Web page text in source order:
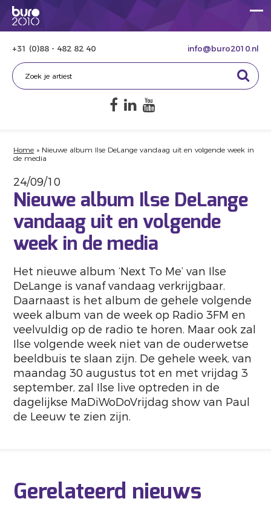
+31 (0)88 - 482 82 40 info@buro2010.nl
Home » Nieuwe album Ilse DeLange vandaag uit en volgende week in
de media
24/09/10
Nieuwe album Ilse DeLange
vandaag uit en volgende
week in de media
Het nieuwe album ‘Next To Me’ van Ilse
DeLange is vanaf vandaag verkrijgbaar.
Daarnaast is het album de gehele volgende
week album van de week op Radio 3FM en
veelvuldig op de radio te horen. Maar ook zal
Ilse volgende week niet van de ouderwetse
beeldbuis te slaan zijn. De gehele week, van
maandag 30 augustus tot en met vrijdag 3
september, zal Ilse live optreden in de
dagelijkse MaDiWoDoVrijdag show van Paul
de Leeuw te zien zijn.
Gerelateerd nieuws